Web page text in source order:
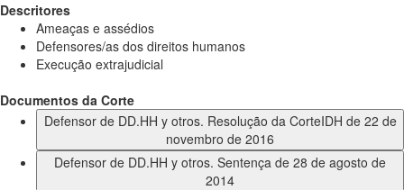
Descritores
Ameaças e assédios
Defensores/as dos direitos humanos
Execução extrajudicial
Documentos da Corte
Defensor de DD.HH y otros. Resolução da CorteIDH de 22 de
novembro de 2016
Defensor de DD.HH y otros. Sentença de 28 de agosto de
2014